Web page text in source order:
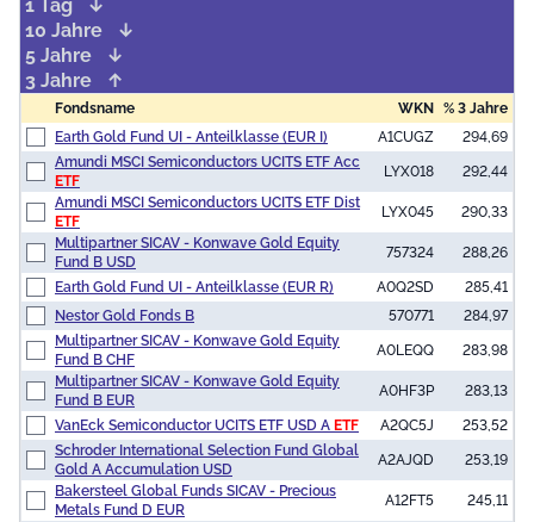
1 Tag
10 Jahre
5 Jahre
3 Jahre
Fondsname WKN
% 3 Jahre
Earth Gold Fund UI - Anteilklasse (EUR I)
A1CUGZ
294,69
Amundi MSCI Semiconductors UCITS ETF Acc
ETF
LYX018
292,44
Amundi MSCI Semiconductors UCITS ETF Dist
ETF
LYX045
290,33
Multipartner SICAV - Konwave Gold Equity
Fund B USD
757324 288,26
Earth Gold Fund UI - Anteilklasse (EUR R) A0Q2SD
285,41
Nestor Gold Fonds B
570771
284,97
Multipartner SICAV - Konwave Gold Equity
Fund B CHF
A0LEQQ
283,98
Multipartner SICAV - Konwave Gold Equity
Fund B EUR
A0HF3P 283,13
VanEck Semiconductor UCITS ETF USD A ETF A2QC5J
253,52
Schroder International Selection Fund Global
Gold A Accumulation USD
A2AJQD
253,19
Bakersteel Global Funds SICAV - Precious
Metals Fund D EUR
A12FT5
245,11